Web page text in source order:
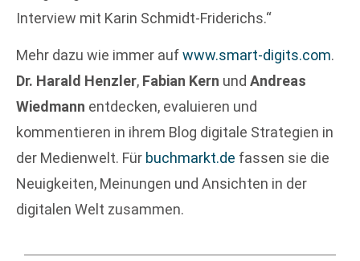
Interview mit Karin Schmidt-Friderichs.“
Mehr dazu wie immer aufwww.smart-digits.com.
Dr. Harald Henzler, Fabian Kern und Andreas
Wiedmann entdecken, evaluieren und
kommentieren in ihrem Blog digitale Strategien in
der Medienwelt. Für buchmarkt.de fassen sie die
Neuigkeiten, Meinungen und Ansichten in der
digitalen Welt zusammen.